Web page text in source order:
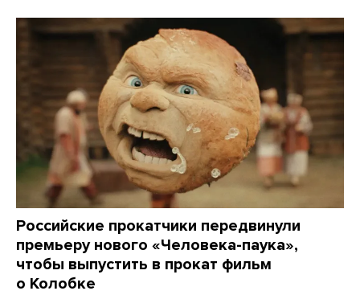
Российские прокатчики передвинули
премьеру нового «Человека-паука»,
чтобы выпустить в прокат фильм
о Колобке